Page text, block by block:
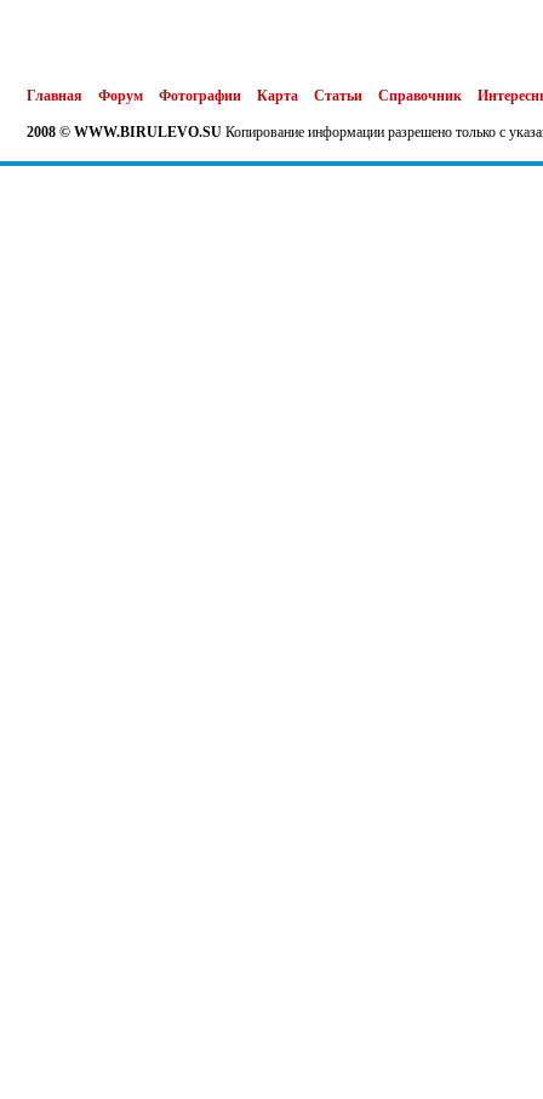
Главная Форум Фотографии Карта Статьи Справочник
2008 © WWW.BIRULEVO.SU Копирование информации разрешено только с